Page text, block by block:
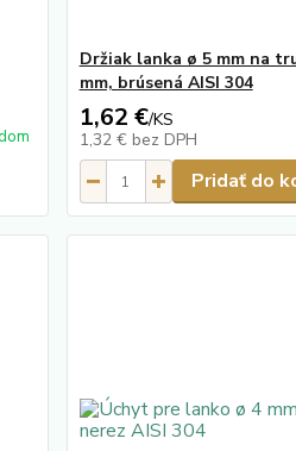
Držiak lanka ø 5 mm na
mm, brúsená AISI 304
1,62 €/KS
1,32 € bez DPH
Pridať do